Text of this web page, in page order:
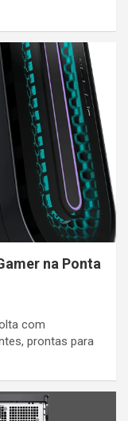
na Ponta
com
prontas para